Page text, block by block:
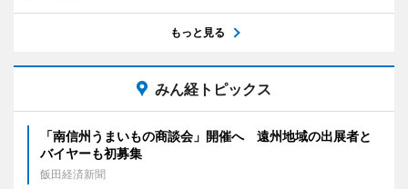
もっと見る
みん経トピックス
「南信州うまいもの商談会」開催へ 遠州地域の出展者と
バイヤーも初募集
飯田経済新聞